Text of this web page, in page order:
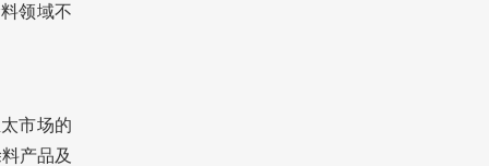
领域不
市场的
产品及